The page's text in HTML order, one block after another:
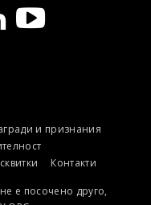
и признания
Контакти
е посочено друго,